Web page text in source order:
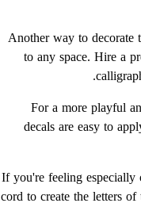
Another way to decorate
to any space. Hire a
For a more playful
decals are easy to
If you're feeling
cord to create the letters